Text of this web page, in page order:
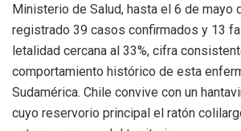
Ministerio de Salud, hasta el 6 de mayo
registrado 39 casos confirmados y 13
letalidad cercana al 33%, cifra
comportamiento histórico de esta
Sudamérica. Chile convive con un
cuyo reservorio principal el ratón